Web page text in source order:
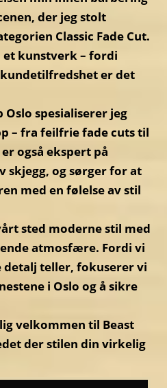
der jeg stolt
Classic Fade Cut.
et kunstverk – fordi
er det
Oslo spesialiserer jeg
– fra feilfrie fade cuts til
også ekspert på
skjegg, og sørger for at
med en følelse av stil
sted moderne stil med
atmosfære. Fordi vi
detalj teller, fokuserer vi
i Oslo og å sikre
velkommen til Beast
der stilen din virkelig